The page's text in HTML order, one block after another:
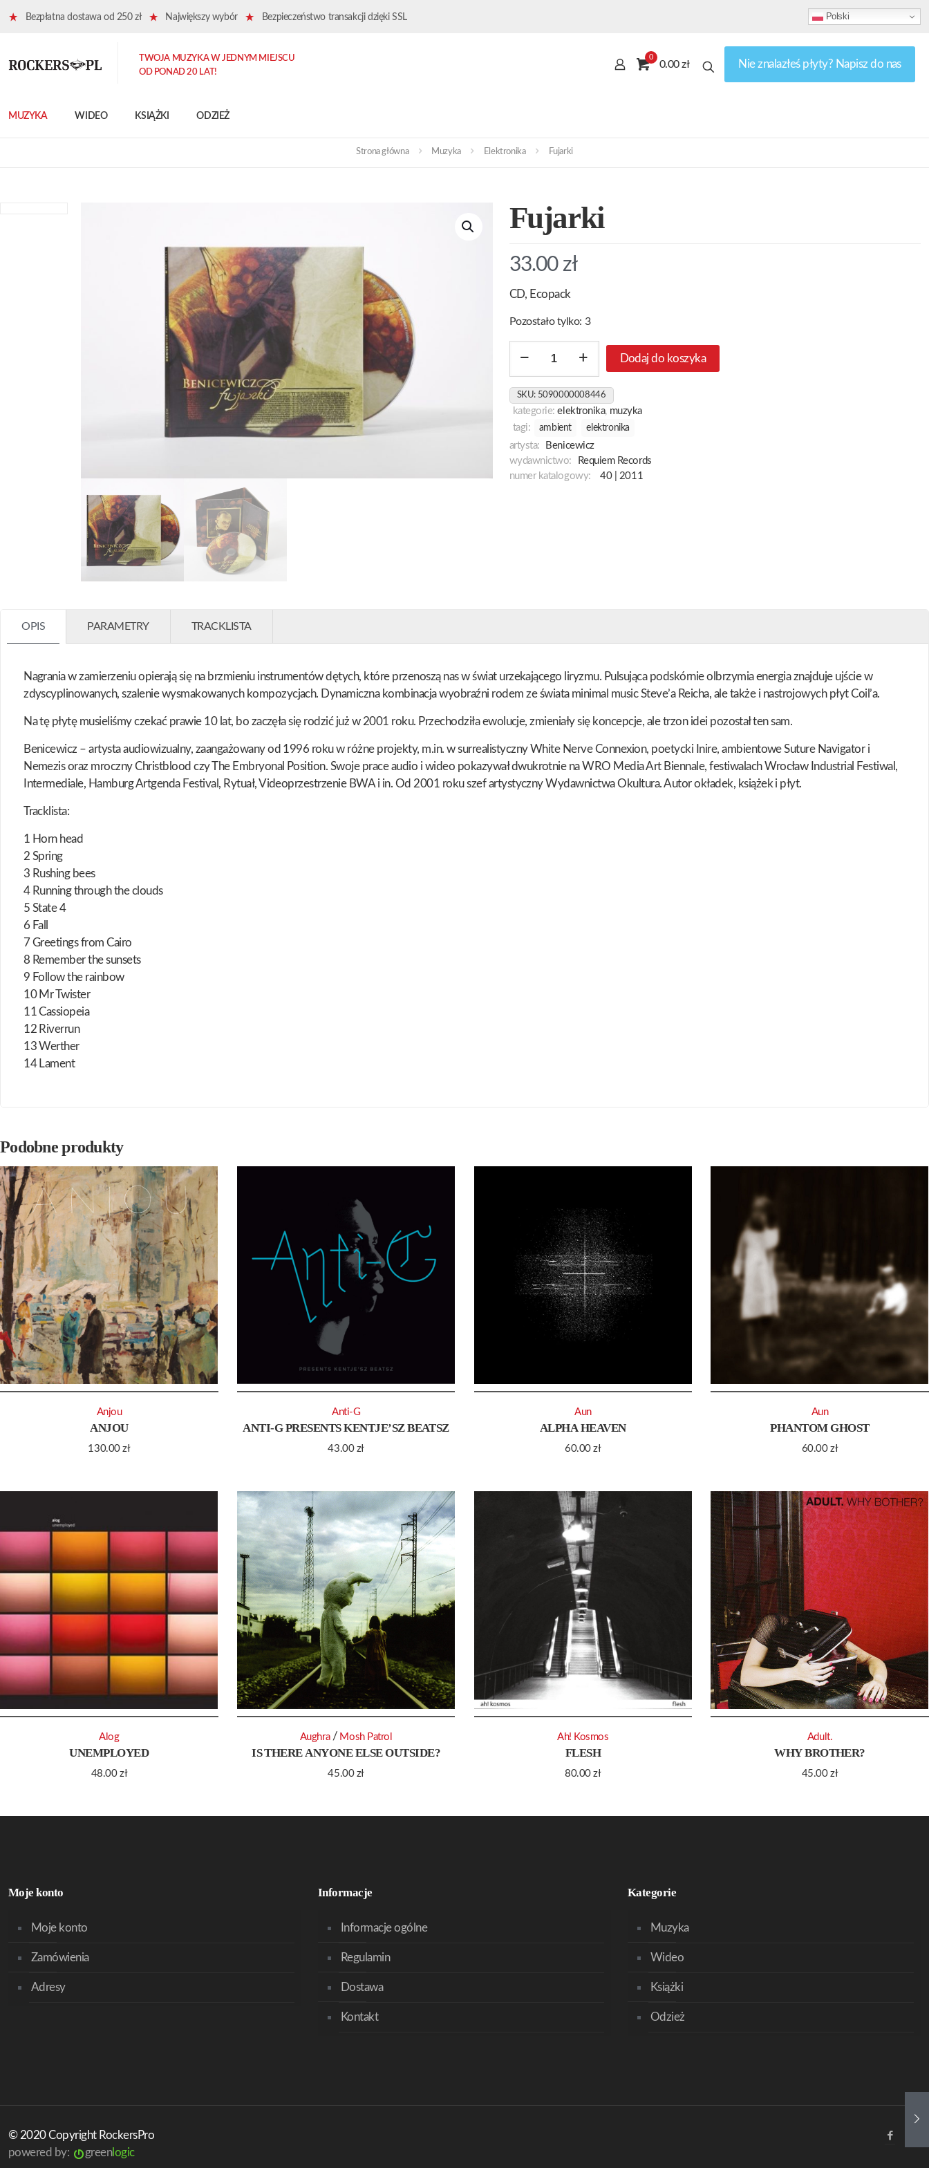
Bezpłatna dostawa od 250 zł Największy wybór Bezpieczeństwo transakcji dzięki SSL Polski
MUZYKA WIDEO KSIĄŻKI ODZIEŻ
TWOJA MUZYKA W JEDNYM MIEJSCU
OD PONAD 20 LAT!
0
0.00 zł Nie znalazłeś płyty? Napisz do nas
Strona główna Muzyka Elektronika Fujarki
Fujarki
33.00 zł
CD, Ecopack
Pozostało tylko: 3
Dodaj do koszyka
SKU: 5090000008446
kategorie:elektronika, muzyka
tagi:
ambient elektronika
artysta:
Benicewicz
wydawnictwo:
Requiem Records
numer katalogowy:
40 | 2011
OPIS PARAMETRY TRACKLISTA
Nagrania w zamierzeniu opierają się na brzmieniu instrumentów dętych, które przenoszą nas w świat urzekającego liryzmu. Pulsująca podskórnie olbrzymia energia znajduje ujście w
zdyscyplinowanych, szalenie wysmakowanych kompozycjach. Dynamiczna kombinacja wyobraźni rodem ze świata minimal music Steve’a Reicha, ale także i nastrojowych płyt Coil’a.
Na tę płytę musieliśmy czekać prawie 10 lat, bo zaczęła się rodzić już w 2001 roku. Przechodziła ewolucje, zmieniały się koncepcje, ale trzon idei pozostał ten sam.
Benicewicz – artysta audiowizualny, zaangażowany od 1996 roku w różne projekty, m.in. w surrealistyczny White Nerve Connexion, poetycki Inire, ambientowe Suture Navigator i
Nemezis oraz mroczny Christblood czy The Embryonal Position. Swoje prace audio i wideo pokazywał dwukrotnie na WRO Media Art Biennale, festiwalach Wrocław Industrial Festiwal,
Intermediale, Hamburg Artgenda Festival, Rytuał, Videoprzestrzenie BWA i in. Od 2001 roku szef artystyczny Wydawnictwa Okultura. Autor okładek, książek i płyt.
Tracklista:
1 Horn head
2 Spring
3 Rushing bees
4 Running through the clouds
5 State 4
6 Fall
7 Greetings from Cairo
8 Remember the sunsets
9 Follow the rainbow
10 Mr Twister
11 Cassiopeia
12 Riverrun
13 Werther
14 Lament
Podobne produkty
ANJOU
130.00zł
Anjou
ANTI-G PRESENTS KENTJE’SZ BEATSZ
43.00 zł
Anti-G
ALPHA HEAVEN
60.00zł
Aun
PHANTOM GHOST
60.00zł
Aun
UNEMPLOYED
48.00zł
Alog
IS THERE ANYONE ELSE OUTSIDE?
45.00 zł
Aughra / Mosh Patrol
FLESH
80.00zł
Ah! Kosmos
WHY BROTHER?
45.00zł
Adult.
Moje konto
Moje konto
Zamówienia
Adresy
Informacje
Informacje ogólne
Regulamin
Dostawa
Kontakt
Kategorie
Muzyka
Wideo
Książki
Odzież
© 2020 Copyright RockersPro
powered by:
greenlogic